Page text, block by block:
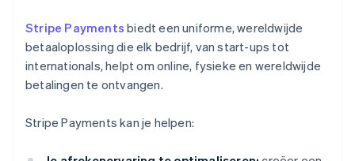
Stripe Payments biedt een uniforme, wereldwijde
betaaloplossing die elk bedrijf, van start-ups tot
internationals, helpt om online, fysieke en wereldwijde
betalingen te ontvangen.
Stripe Payments kan je helpen: